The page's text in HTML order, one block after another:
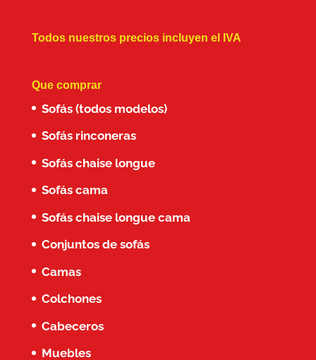
Todos nuestros precios incluyen el IVA
Que comprar
Sofás (todos modelos)
Sofás rinconeras
Sofás chaise longue
Sofás cama
Sofás chaise longue cama
Conjuntos de sofás
Camas
Colchones
Cabeceros
Muebles